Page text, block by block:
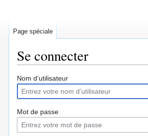
Se connecter
Aller
la
navigation
Aller
la
recherche
Nom d’utilisateur
Mot de passe
Page spéciale